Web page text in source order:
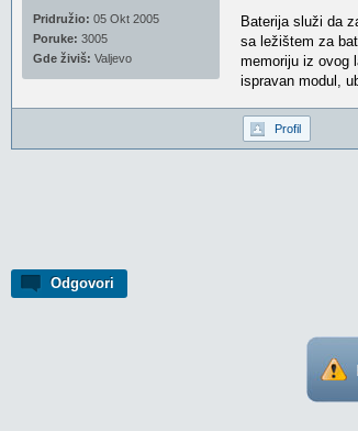
Odgovori
Pridružio: 05 Okt 2005
Poruke: 3005
Gde živiš: Valjevo
Baterija služi da
sa ležištem za
memoriju iz ovog
ispravan modul,
Profil